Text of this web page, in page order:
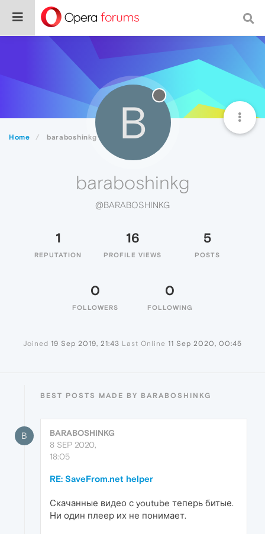
Home baraboshinkg B
baraboshinkg
@BARABOSHINKG
1
REPUTATION
16
PROFILE VIEWS
5
POSTS
0
FOLLOWERS
0
FOLLOWING
Joined 19 Sep 2019, 21:43 Last Online 11 Sep 2020, 00:45
BEST POSTS MADE BY BARABOSHINKG
B
BARABOSHINKG
8 SEP 2020,
18:05
RE: SaveFrom.net helper
Скачанные видео с youtube теперь битые.
Ни один плеер их не понимает.